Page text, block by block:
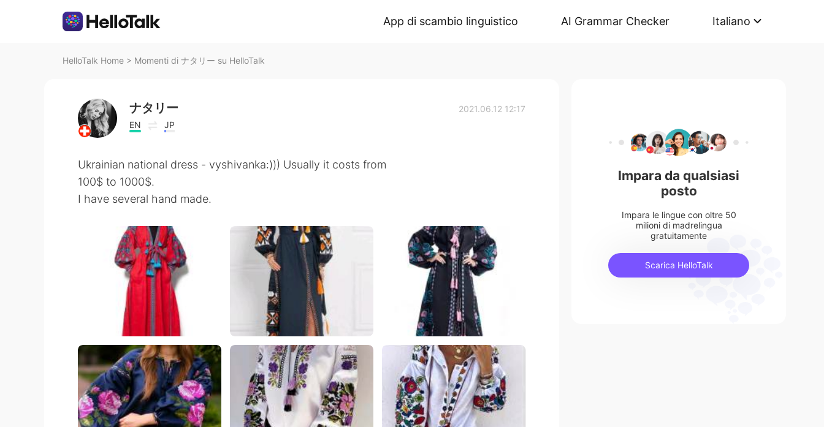
App di scambio linguistico AI Grammar Checker Italiano
HelloTalk Home > Momenti di ナタリー su HelloTalk
ナタリー
EN JP
2021.06.12 12:17
Ukrainian national dress - vyshivanka:))) Usually it costs from
100$ to 1000$.
I have several hand made.
Impara da qualsiasi
posto
Impara le lingue con oltre 50
milioni di madrelingua
gratuitamente
Scarica HelloTalk